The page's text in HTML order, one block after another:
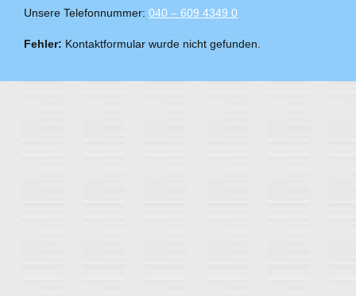
Unsere Telefonnummer: 040 – 609 4349 0
Fehler: Kontaktformular wurde nicht gefunden.